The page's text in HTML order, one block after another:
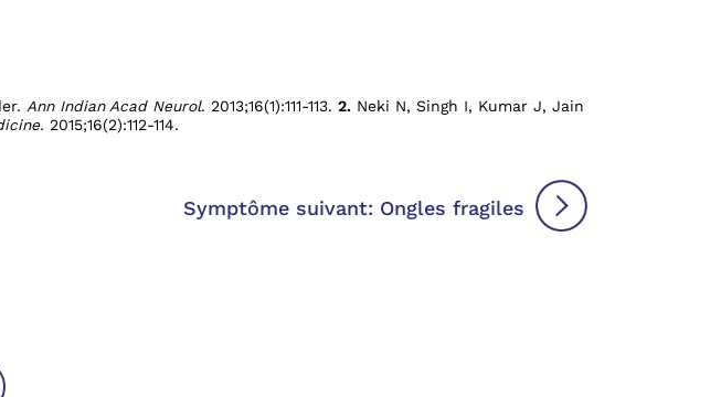
Ann Indian Acad Neurol. 2013;16(1):111-113. 2. Neki N, Singh I, Kumar J, Jain
2015;16(2):112-114.
Symptôme suivant: Ongles fragiles